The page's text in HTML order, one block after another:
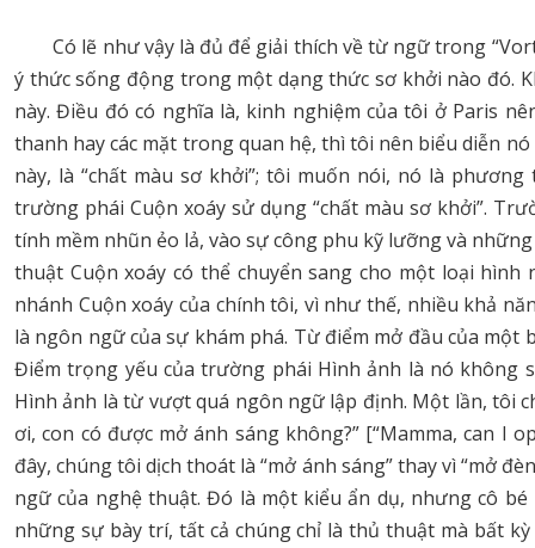
Có lẽ như vậy là đủ để giải thích về từ ngữ trong
ý thức sống động trong một dạng thức sơ khởi nào đó.
này. Điều đó có nghĩa là, kinh nghiệm của tôi ở Paris
thanh hay các mặt trong quan hệ, thì tôi nên biểu diễn
này, là “chất màu sơ khởi”; tôi muốn nói, nó là
trường phái Cuộn xoáy sử dụng “chất màu sơ khởi”.
tính mềm nhũn ẻo lả, vào sự công phu kỹ lưỡng và
thuật Cuộn xoáy có thể chuyển sang cho một loại
nhánh Cuộn xoáy của chính tôi, vì như thế, nhiều khả
là ngôn ngữ của sự khám phá. Từ điểm mở đầu của
Điểm trọng yếu của trường phái Hình ảnh là nó không
Hình ảnh là từ vượt quá ngôn ngữ lập định. Một lần, tôi
ơi, con có được mở ánh sáng không?” [“Mamma, can I
đây, chúng tôi dịch thoát là “mở ánh sáng” thay vì “mở
ngữ của nghệ thuật. Đó là một kiểu ẩn dụ, nhưng cô
những sự bày trí, tất cả chúng chỉ là thủ thuật mà bất